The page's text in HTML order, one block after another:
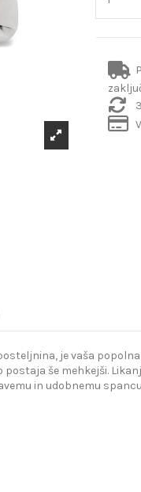
je vaša
še mehkejši.
in udobnemu